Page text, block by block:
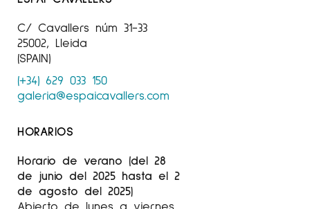
1982 Galería Nomen, Barcelona
Museo de Meudon, París (Francia)
Galería Cadaqués
1981 Galería Cadaqués
Galería Andorrart, Andorra
Galería San Jorge, Girona
1980 Boutique Japonaise, Ginebra (Suiza)
1979 Galería San Jorge, Girona
C/ Cavallers núm 31-33
25002, Lleida
(SPAIN)
(+34) 629 033 150
galeria@espaicavallers.com
HORARIOS
Horario de verano (del 28
de junio del 2025 hasta el 2
de agosto del 2025)
Abierto de lunes a viernes